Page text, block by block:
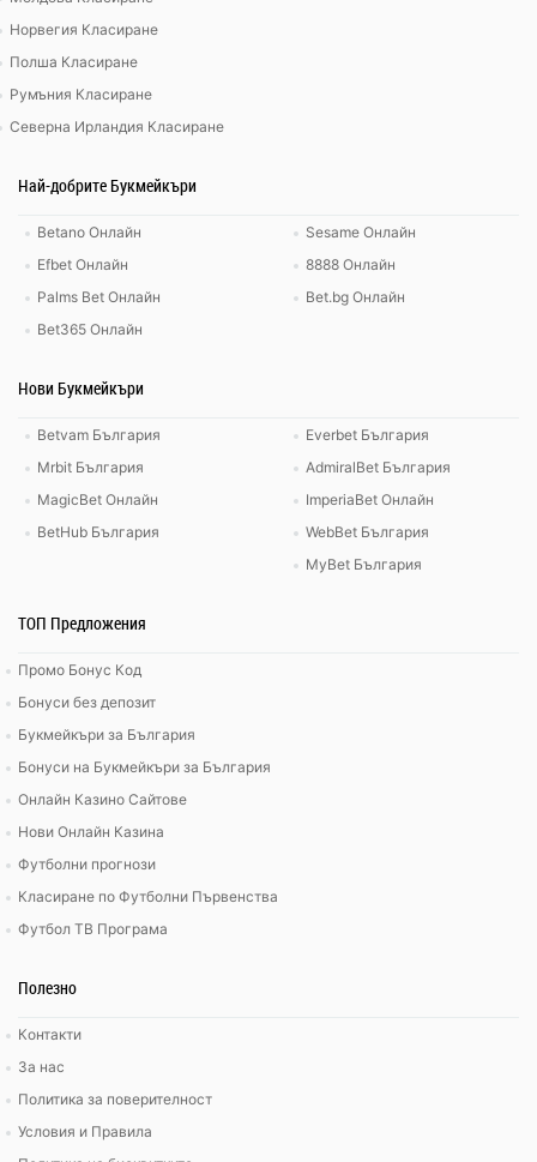
Норвегия Класиране
Полша Класиране
Румъния Класиране
Северна Ирландия Класиране
Най-добрите Букмейкъри
Betano Онлайн
Efbet Онлайн
Palms Bet Онлайн
Bet365 Онлайн
Sesame Онлайн
8888 Онлайн
Bet.bg Онлайн
Нови Букмейкъри
Betvam България
Mrbit България
MagicBet Онлайн
BetHub България
Everbet България
AdmiralBet България
ImperiaBet Онлайн
WebBet България
MyBet България
ТОП Предложения
Промо Бонус Код
Бонуси без депозит
Букмейкъри за България
Бонуси на Букмейкъри за България
Онлайн Казино Сайтове
Нови Онлайн Казина
Футболни прогнози
Класиране по Футболни Първенства
Футбол ТВ Програма
Полезно
Контакти
За нас
Политика за поверителност
Условия и Правила